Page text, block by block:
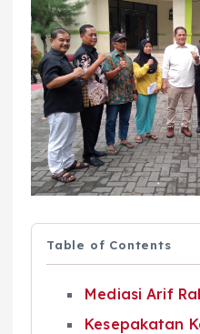
Table of Contents
Mediasi Arif
Kesepakatan